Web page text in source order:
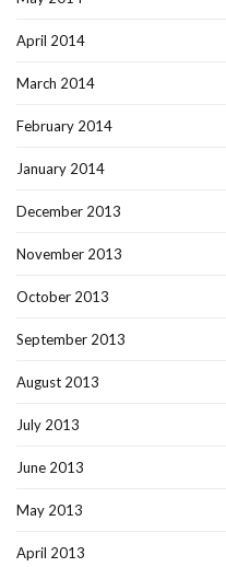
April 2014
March 2014
February 2014
January 2014
December 2013
November 2013
October 2013
September 2013
August 2013
July 2013
June 2013
May 2013
April 2013